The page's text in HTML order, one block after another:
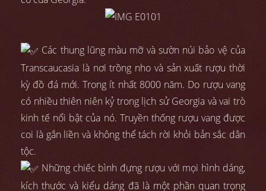
Các thung lũng màu mỡ và sườn núi bảo vệ của
Transcaucasia là nơi trồng nho và sản xuất rượu thời
kỳ đồ đá mới. Trong ít nhất 8000 năm. Do rượu vang
có nhiều thiên niên kỷ trong lịch sử Georgia và vai trò
kinh tế nổi bật của nó. Truyền thống rượu vang được
coi là gắn liền và không thể tách rời khỏi bản sắc dân
tộc.
Những chiếc bình đựng rượu với mọi hình dáng,
kích thước và kiểu dáng đã là một phần quan trọng